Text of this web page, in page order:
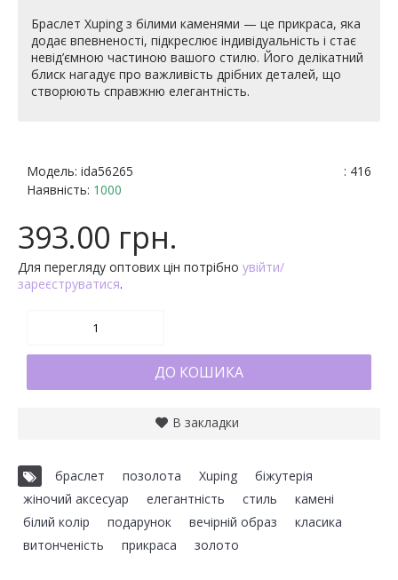
Браслет Xuping з білими каменями — це прикраса, яка
додає впевненості, підкреслює індивідуальність і стає
невід’ємною частиною вашого стилю. Його делікатний
блиск нагадує про важливість дрібних деталей, що
створюють справжню елегантність.
: 416
Модель: ida56265
Наявність: 1000
393.00 грн.
Для перегляду оптових цін потрібно увійти/
зареєструватися.
ДО КОШИКА
В закладки
браслет позолота Xuping біжутерія
жіночий аксесуар
елегантність стиль камені
білий колір
подарунок вечірній образ класика
витонченість
прикраса золото